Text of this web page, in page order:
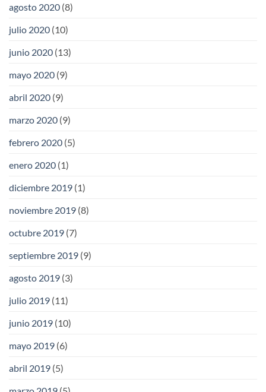
agosto 2020 (8)
julio 2020 (10)
junio 2020 (13)
mayo 2020 (9)
abril 2020 (9)
marzo 2020 (9)
febrero 2020 (5)
enero 2020 (1)
diciembre 2019 (1)
noviembre 2019 (8)
octubre 2019 (7)
septiembre 2019 (9)
agosto 2019 (3)
julio 2019 (11)
junio 2019 (10)
mayo 2019 (6)
abril 2019 (5)